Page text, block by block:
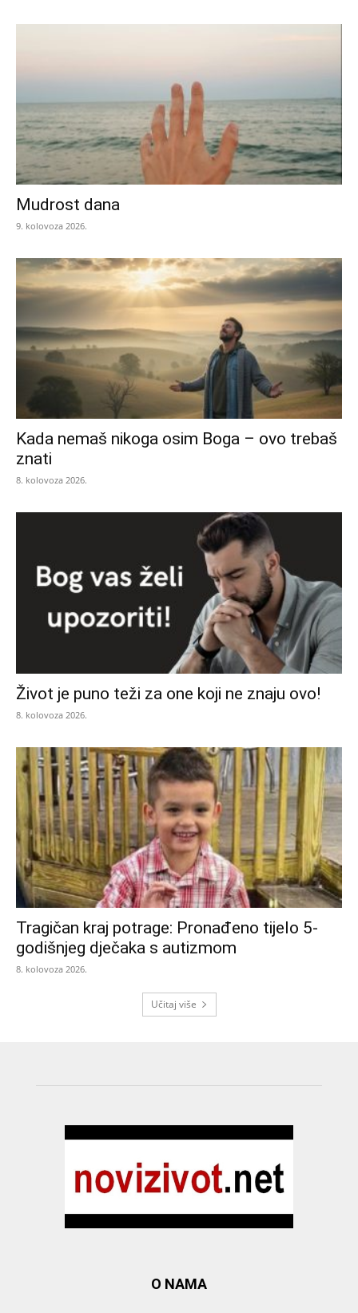
Mudrost dana
9. kolovoza 2026.
Kada nemaš nikoga osim Boga – ovo trebaš
znati
8. kolovoza 2026.
Život je puno teži za one koji ne znaju ovo!
8. kolovoza 2026.
Tragičan kraj potrage: Pronađeno tijelo 5-
godišnjeg dječaka s autizmom
8. kolovoza 2026.
Učitaj više
O NAMA